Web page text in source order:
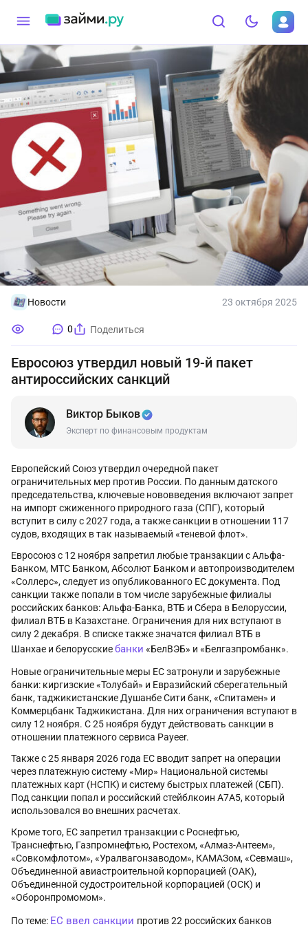
Новости 23 октября 2025
0 Поделиться
Евросоюз утвердил новый 19-й пакет
антироссийских санкций
Виктор Быков
Эксперт по финансовым продуктам
Европейский Союз утвердил очередной пакет
ограничительных мер против России. По данным датского
председательства, ключевые нововведения включают запрет
на импорт сжиженного природного газа (СПГ), который
вступит в силу с 2027 года, а также санкции в отношении 117
судов, входящих в так называемый «теневой флот».
Евросоюз с 12 ноября запретил любые транзакции с Альфа-
Банком, МТС Банком, Абсолют Банком и автопроизводителем
«Соллерс», следует из опубликованного ЕС документа. Под
санкции также попали в том числе зарубежные филиалы
российских банков: Альфа-Банка, ВТБ и Сбера в Белоруссии,
филиал ВТБ в Казахстане. Ограничения для них вступают в
силу 2 декабря. В списке также значатся филиал ВТБ в
Шанхае и белорусскиебанки «БелВЭБ» и «Белгазпромбанк».
Новые ограничительные меры ЕС затронули и зарубежные
банки: киргизские «Толубай» и Евразийский сберегательный
банк, таджикистанские Душанбе Сити банк, «Спитамен» и
Коммерцбанк Таджикистана. Для них ограничения вступают в
силу 12 ноября. С 25 ноября будут действовать санкции в
отношении платежного сервиса Payeer.
Также с 25 января 2026 года ЕС вводит запрет на операции
через платежную систему «Мир» Национальной системы
платежных карт (НСПК) и систему быстрых платежей (СБП).
Под санкции попал и российский стейблкоин А7А5, который
использовался во внешних расчетах.
Кроме того, ЕС запретил транзакции с Роснефтью,
Транснефтью, Газпромнефтью, Ростехом, «Алмаз-Антеем»,
«Совкомфлотом», «Уралвагонзаводом», КАМАЗом, «Севмаш»,
Объединенной авиастроительной корпорацией (ОАК),
Объединенной судостроительной корпорацией (ОСК) и
«Оборонпромомом».
По теме: ЕС ввел санкции против 22 российских банков